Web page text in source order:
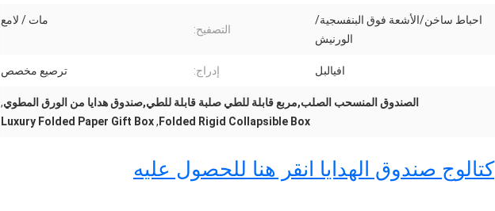
احباط ساخن/الأشعة فوق البنفسجية/
الورنيش
التصفيح:
مات / لامع
افيالبل إدراج: ترصيع مخصص
الصندوق المنسحب الصلب,مربع قابلة للطي صلبة قابلة للطي,صندوق هدايا من الورق المطوي,
Folded Rigid Collapsible Box
,
Luxury Folded Paper Gift Box
كتالوج صندوق الهدايا انقر هنا للحصول عليه